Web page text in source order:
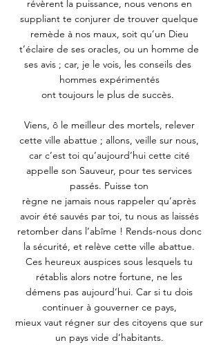
révèrent la puissance, nous venons en
suppliant te conjurer de trouver quelque
remède à nos maux, soit qu’un Dieu
t’éclaire de ses oracles, ou un homme de
ses avis ; car, je le vois, les conseils des
hommes expérimentés
ont toujours le plus de succès.
Viens, ô le meilleur des mortels, relever
cette ville abattue ; allons, veille sur nous,
car c’est toi qu’aujourd’hui cette cité
appelle son Sauveur, pour tes services
passés. Puisse ton
règne ne jamais nous rappeler qu’après
avoir été sauvés par toi, tu nous as laissés
retomber dans l’abîme ! Rends-nous donc
la sécurité, et relève cette ville abattue.
Ces heureux auspices sous lesquels tu
rétablis alors notre fortune, ne les
démens pas aujourd’hui. Car si tu dois
continuer à gouverner ce pays,
mieux vaut régner sur des citoyens que sur
un pays vide d’habitants.